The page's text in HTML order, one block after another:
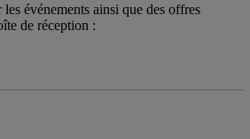
événements ainsi que des offres
de réception :